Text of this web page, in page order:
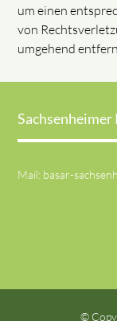
um einen
von
umgehend
Mail: basar-
©